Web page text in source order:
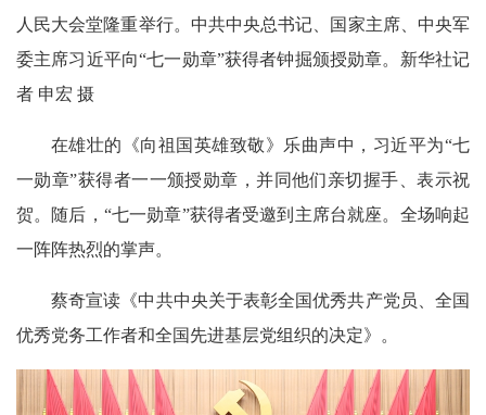
人民大会堂隆重举行。中共中央总书记、国家主席、中央军
委主席习近平向“七一勋章”获得者钟掘颁授勋章。新华社记
者 申宏 摄
在雄壮的《向祖国英雄致敬》乐曲声中，习近平为“七
一勋章”获得者一一颁授勋章，并同他们亲切握手、表示祝
贺。随后，“七一勋章”获得者受邀到主席台就座。全场响起
一阵阵热烈的掌声。
蔡奇宣读《中共中央关于表彰全国优秀共产党员、全国
优秀党务工作者和全国先进基层党组织的决定》。